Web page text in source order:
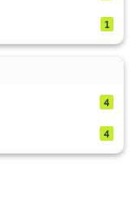
1
4
4